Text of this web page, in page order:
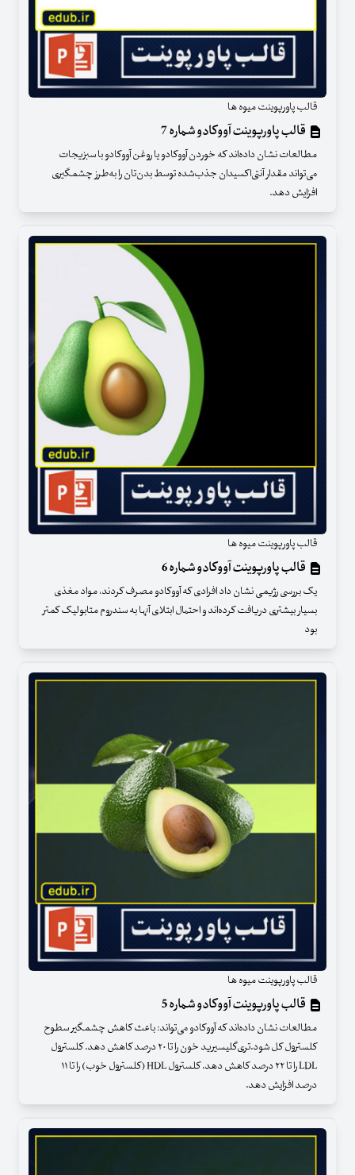
قالب پاورپوینت میوه ها
قالب پاورپوینت آووکادو شماره 7
مطالعات نشان داده‌اند که خوردن آووکادو یا روغن آووکادو با سبزیجات
می‌تواند مقدار آنتی‌اکسیدان جذب‌شده توسط بدن‌تان را به‌طرز چشمگیری
افزایش دهد.
قالب پاورپوینت میوه ها
قالب پاورپوینت آووکادو شماره 6
یک بررسی رژیمی نشان داد افرادی که آووکادو مصرف کردند، مواد مغذی
بسیار بیشتری دریافت کرده‌اند و احتمال ابتلای آنها به سندروم متابولیک کمتر
بود
قالب پاورپوینت میوه ها
قالب پاورپوینت آووکادو شماره 5
مطالعات نشان داده‌اند که آووکادو می‌‌تواند: باعث کاهش چشمگیر سطوح
کلسترول کل شود.تری‌گلیسیرید خون را تا ۲۰ درصد کاهش دهد. کلسترول
LDL را تا ۲۲ درصد کاهش دهد. کلسترول HDL (کلسترول خوب) را تا ۱۱
درصد افزایش دهد.